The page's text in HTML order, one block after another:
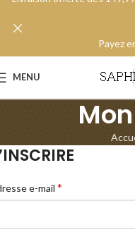
MENU
e-mail *
Payez